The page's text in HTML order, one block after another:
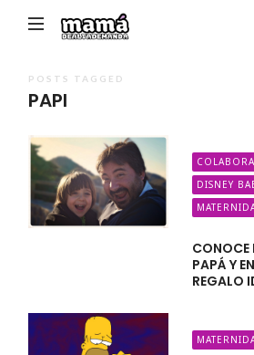
POSTS TAGGED
PAPI
DISNEY
CONOCE
PAPÁ Y
REGALO